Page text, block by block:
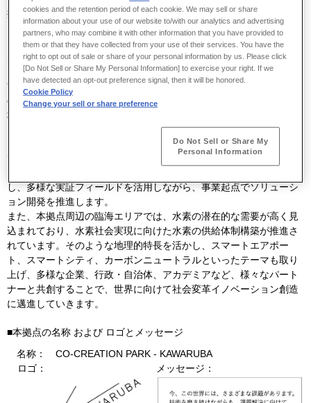
拠点「CO-CREATIONPARK- KAWARUBA」（カワルバ）を開設し
川崎重工グループは、2030年に目指す将来像としてグループビジョ
2030を掲げ、さまざまな社会課題の解決に向けて取り組んでいま
す。その取組みの一環として、本拠点を意志ある多様な人々が組織
の垣根を超えて出会い、集うことで価値創造し、社会実装を目指す
場として提供します。
また本拠点では、チャレンジテーマとして『ロボットと生きる、喜
び豊かな未来をささえる社会の実現』や『水素・カーボンニュート
し、多様な実証フィールドを活用しながら、事業起点でソリューシ
ョン開発を推進します。
また、本拠点周辺の臨海エリアでは、水素の潜在的な需要が高く見
込まれており、水素社会実現に向けた水素の供給体制構築が推進さ
れています。そのような地理的特長を活かし、スマートエアポー
ト、スマートシティ、カーボンニュートラルといったテーマも取り
上げ、多様な企業、行政・自治体、アカデミアなど、様々なパート
ナーと共創することで、世界に向けて社会変革イノベーション創造
に邁進していきます。
■本拠点の名称 および ロゴとメッセージ
名称： CO-CREATION PARK - KAWARUBA
ロゴ：
メッセージ：
cookies and the retention period of each cookie. We may sell or share
information about your use of our website to/with our analytics and advertising
partners, who may combine it with other information that you have provided to
them or that they have collected from your use of their services. You have the
right to opt out of sale or share of your personal information by us. Please click
[Do Not Sell or Share My Personal Information] to exercise your right. If we
have detected an opt-out preference signal, then it will be honored.
Cookie Policy
Change your sell or share preference
Do Not Sell or Share My
Personal Information